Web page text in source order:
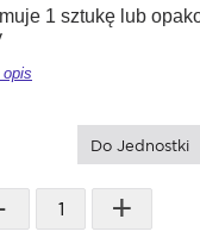
1 sztukę lub
opis
Do Jednostki
+